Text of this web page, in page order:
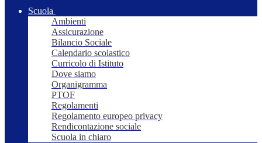
Scuola
Ambienti
Assicurazione
Bilancio Sociale
Calendario scolastico
Curricolo di Istituto
Dove siamo
Organigramma
PTOF
Regolamenti
Regolamento europeo privacy
Rendicontazione sociale
Scuola in chiaro